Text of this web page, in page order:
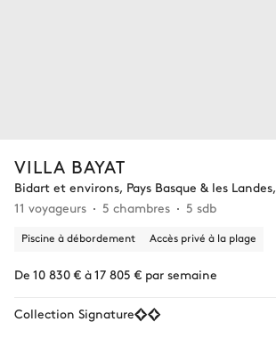
VILLA BAYAT
Bidart et environs, Pays Basque & les
11 voyageurs
5 chambres 5 sdb
Piscine à débordement Accès privé à la plage
De 10 830 € à 17 805 € par semaine
Collection Signature